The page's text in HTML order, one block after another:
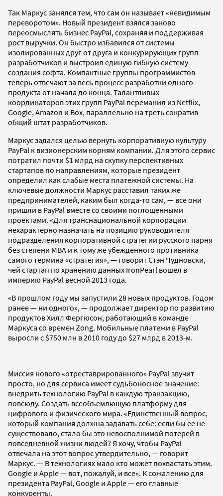
Так Маркус занялся тем, что сам он называет «невидимым
переворотом». Новый президент взялся заново
переосмыслять бизнес PayPal, сохраняя и поддерживая
рост выручки. Он быстро избавился от системы
изолированных друг от друга и конкурирующих групп
разработчиков и выстроил единую гибкую систему
создания софта. Компактные группы программистов
теперь отвечают за весь процесс разработки одного
продукта от начала до конца. Талантливых
координаторов этих групп PayPal переманил из Netflix,
Google, Amazon и Box, параллельно на треть сократив
общий штат разработчиков.
Маркус задался целью вернуть корпоративную культуру
PayPal к визионерским корням компании. Для этого сервис
потратил почти $1 млрд на скупку перспективных
стартапов по направлениям, которые президент
определил как слабые места платежной системы. На
ключевые должности Маркус расставил таких же
предпринимателей, каким был когда-то сам, — все они
пришли в PayPal вместе со своими поглощенными
проектами. «Для транснациональной корпорации
нехарактерно назначать на позицию руководителя
подразделения корпоративной стратегии русского парня
без степени MBA и к тому же убежденного противника
самого термина «стратегия», — говорит Стэн Чудновски,
чей стартап по хранению данных IronPearl вошел в
империю PayPal весной 2013 года.
«В прошлом году мы запустили 28 новых продуктов. Годом
ранее — ни одного», — продолжает директор по развитию
продуктов Хилл Фергюсон, работающий в команде
Маркуса со времен Zong. Мобильные платежи в PayPal
выросли с $750 млн в 2010 году до $27 млрд в 2013-м.
Миссия нового «отреставрированного» PayPal звучит
просто, но для сервиса имеет судьбоносное значение:
внедрить технологию PayPal в каждую транзакцию,
повсюду. Создать всеобъемлющую платформу для
цифрового и физического мира. «Единственный вопрос,
который компания должна задавать себе: если бы ее не
существовало, стало бы это невосполнимой потерей в
повседневной жизни людей? Я хочу, чтобы PayPal
отвечала на этот вопрос утвердительно, — говорит
Маркус. — В технологиях мало кто может похвастать этим.
Google и Apple — вот, пожалуй, и все». К сожалению для
президента PayPal, Google и Apple — его главные
конкуренты.